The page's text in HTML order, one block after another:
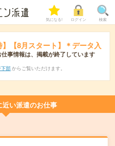
気になる! ログイン 検索
】【8月スタート】＊データ入
事情報は、掲載が終了しています
部 からご覧いただけます。
近い派遣のお仕事